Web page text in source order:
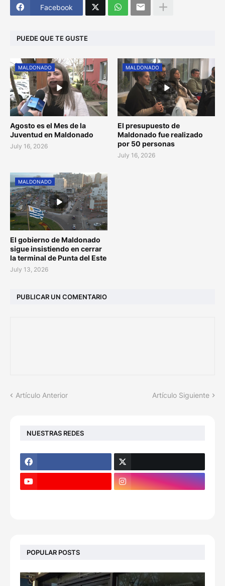
Facebook
PUEDE QUE TE GUSTE
MALDONADO
Agosto es el Mes de la
Juventud en Maldonado
July 16, 2026
MALDONADO
El presupuesto de
Maldonado fue realizado
por 50 personas
July 16, 2026
MALDONADO
El gobierno de Maldonado
sigue insistiendo en cerrar
la terminal de Punta del Este
July 13, 2026
PUBLICAR UN COMENTARIO
Artículo Anterior Artículo Siguiente
NUESTRAS REDES
POPULAR POSTS